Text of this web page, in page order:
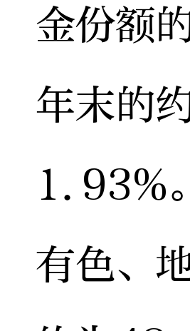
金份额
年末的
1.93%
有色、